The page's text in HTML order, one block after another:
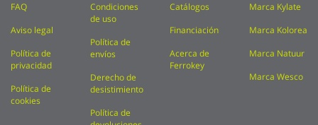
FAQ
Aviso legal
Política de
privacidad
Política de
cookies
Condiciones
de uso
Política de
envíos
Derecho de
desistimiento
Política de
Catálogos
Financiación
Acerca de
Ferrokey
Marca Kylate
Marca Kolorea
Marca Natuur
Marca Wesco